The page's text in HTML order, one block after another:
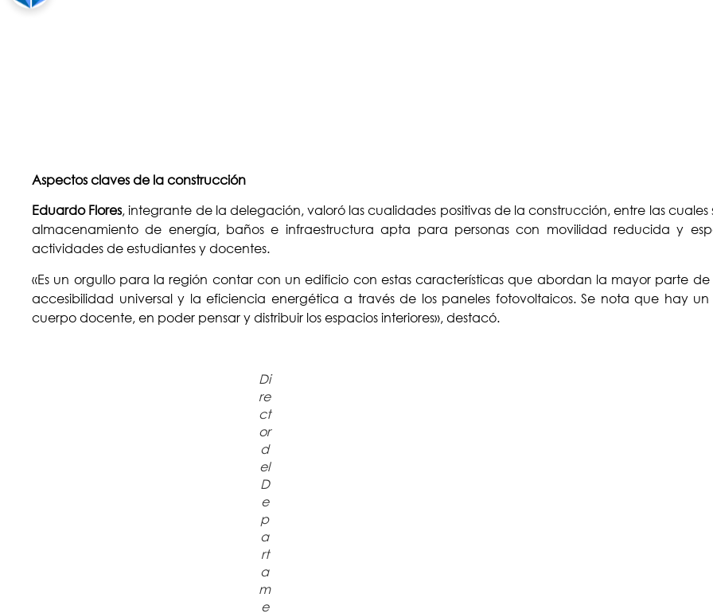
Aspectos claves de la construcción
Eduardo Flores, integrante de la delegación, valoró las cualidades positivas de la construcción, entre las cuales
almacenamiento de energía, baños e infraestructura apta para personas con movilidad reducida y
actividades de estudiantes y docentes.
«Es un orgullo para la región contar con un edificio con estas características que abordan la mayor parte de
accesibilidad universal y la eficiencia energética a través de los paneles fotovoltaicos. Se nota que hay
cuerpo docente, en poder pensar y distribuir los espacios interiores», destacó.
Di
re
ct
or
d
el
D
e
p
a
rt
a
m
e